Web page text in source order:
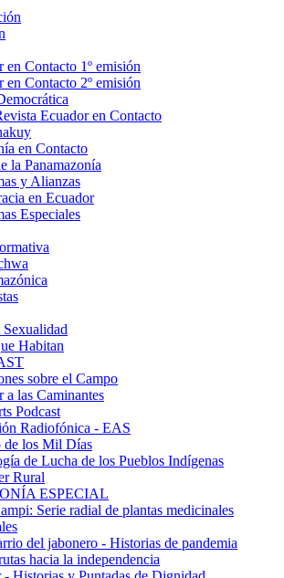
en Contacto 1º emisión
en Contacto 2º emisión
Ecuador en Contacto
en Contacto
la Panamazonía
y Alianzas
en Ecuador
Especiales
Sexualidad
Habitan
sobre el Campo
a las Caminantes
Podcast
Radiofónica - EAS
los Mil Días
de Lucha de los Pueblos Indígenas
Rural
ESPECIAL
Serie radial de plantas medicinales
del jabonero - Historias de pandemia
hacia la independencia